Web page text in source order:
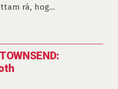
rá, hog...